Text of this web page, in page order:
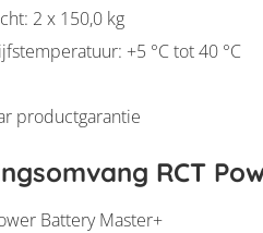
2 x 150,0 kg
+5 °C tot 40 °C
productgarantie
RCT
Battery Master+